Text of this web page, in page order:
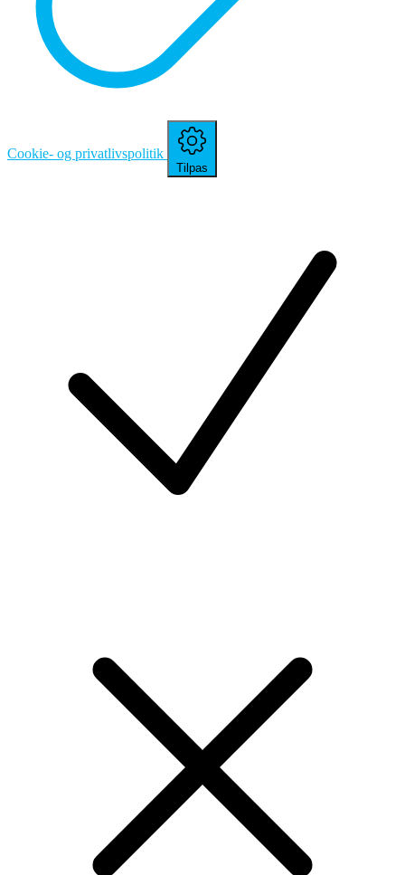
Cookie- og privatlivspolitik
Tilpas